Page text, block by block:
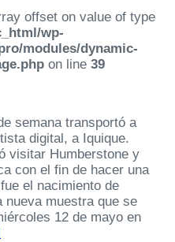
offset on value of type
wp-
modules/dynamic-
on line 39
semana transportó a
digital, a Iquique.
visitar Humberstone y
con el fin de hacer una
el nacimiento de
nueva muestra que se
12 de mayo en